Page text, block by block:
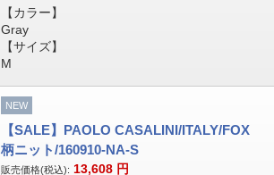
【カラー】
Gray
【サイズ】
M
NEW
【SALE】PAOLO CASALINI/ITALY/FOX
柄ニット/160910-NA-S
販売価格(税込): 13,608 円